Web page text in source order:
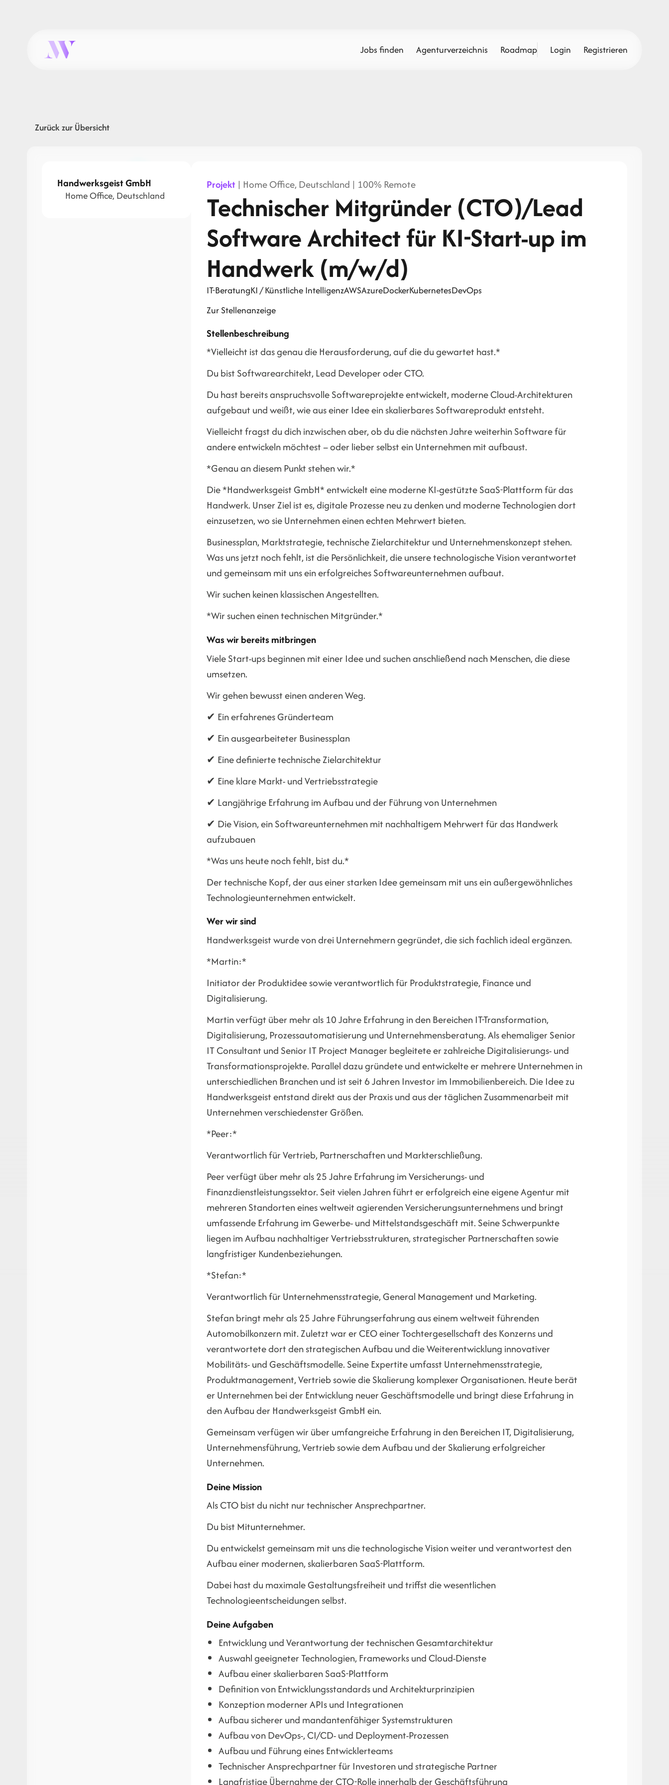
Jobs finden Agenturverzeichnis Roadmap Login Registrieren
Zurück zur Übersicht
Handwerksgeist GmbH
Home Office, Deutschland
Projekt| Home Office, Deutschland | 100% Remote
Technischer Mitgründer (CTO)/Lead
Software Architect für KI-Start-up im
Handwerk (m/w/d)
IT-BeratungKI / Künstliche IntelligenzAWSAzureDockerKubernetesDevOps
Zur Stellenanzeige
Stellenbeschreibung
*Vielleicht ist das genau die Herausforderung, auf die du gewartet hast.*
Du bist Softwarearchitekt, Lead Developer oder CTO.
Du hast bereits anspruchsvolle Softwareprojekte entwickelt, moderne Cloud-Architekturen
aufgebaut und weißt, wie aus einer Idee ein skalierbares Softwareprodukt entsteht.
Vielleicht fragst du dich inzwischen aber, ob du die nächsten Jahre weiterhin Software für
andere entwickeln möchtest – oder lieber selbst ein Unternehmen mit aufbaust.
*Genau an diesem Punkt stehen wir.*
Die *Handwerksgeist GmbH* entwickelt eine moderne KI-gestützte SaaS-Plattform für das
Handwerk. Unser Ziel ist es, digitale Prozesse neu zu denken und moderne Technologien dort
einzusetzen, wo sie Unternehmen einen echten Mehrwert bieten.
Businessplan, Marktstrategie, technische Zielarchitektur und Unternehmenskonzept stehen.
Was uns jetzt noch fehlt, ist die Persönlichkeit, die unsere technologische Vision verantwortet
und gemeinsam mit uns ein erfolgreiches Softwareunternehmen aufbaut.
Wir suchen keinen klassischen Angestellten.
*Wir suchen einen technischen Mitgründer.*
Was wir bereits mitbringen
Viele Start-ups beginnen mit einer Idee und suchen anschließend nach Menschen, die diese
umsetzen.
Wir gehen bewusst einen anderen Weg.
✔ Ein erfahrenes Gründerteam
✔ Ein ausgearbeiteter Businessplan
✔ Eine definierte technische Zielarchitektur
✔ Eine klare Markt- und Vertriebsstrategie
✔ Langjährige Erfahrung im Aufbau und der Führung von Unternehmen
✔ Die Vision, ein Softwareunternehmen mit nachhaltigem Mehrwert für das Handwerk
aufzubauen
*Was uns heute noch fehlt, bist du.*
Der technische Kopf, der aus einer starken Idee gemeinsam mit uns ein außergewöhnliches
Technologieunternehmen entwickelt.
Wer wir sind
Handwerksgeist wurde von drei Unternehmern gegründet, die sich fachlich ideal ergänzen.
*Martin:*
Initiator der Produktidee sowie verantwortlich für Produktstrategie, Finance und
Digitalisierung.
Martin verfügt über mehr als 10 Jahre Erfahrung in den Bereichen IT-Transformation,
Digitalisierung, Prozessautomatisierung und Unternehmensberatung. Als ehemaliger Senior
IT Consultant und Senior IT Project Manager begleitete er zahlreiche Digitalisierungs- und
Transformationsprojekte. Parallel dazu gründete und entwickelte er mehrere Unternehmen in
unterschiedlichen Branchen und ist seit 6 Jahren Investor im Immobilienbereich. Die Idee zu
Handwerksgeist entstand direkt aus der Praxis und aus der täglichen Zusammenarbeit mit
Unternehmen verschiedenster Größen.
*Peer:*
Verantwortlich für Vertrieb, Partnerschaften und Markterschließung.
Peer verfügt über mehr als 25 Jahre Erfahrung im Versicherungs- und
Finanzdienstleistungssektor. Seit vielen Jahren führt er erfolgreich eine eigene Agentur mit
mehreren Standorten eines weltweit agierenden Versicherungsunternehmens und bringt
umfassende Erfahrung im Gewerbe- und Mittelstandsgeschäft mit. Seine Schwerpunkte
liegen im Aufbau nachhaltiger Vertriebsstrukturen, strategischer Partnerschaften sowie
langfristiger Kundenbeziehungen.
*Stefan:*
Verantwortlich für Unternehmensstrategie, General Management und Marketing.
Stefan bringt mehr als 25 Jahre Führungserfahrung aus einem weltweit führenden
Automobilkonzern mit. Zuletzt war er CEO einer Tochtergesellschaft des Konzerns und
verantwortete dort den strategischen Aufbau und die Weiterentwicklung innovativer
Mobilitäts- und Geschäftsmodelle. Seine Expertite umfasst Unternehmensstrategie,
Produktmanagement, Vertrieb sowie die Skalierung komplexer Organisationen. Heute berät
er Unternehmen bei der Entwicklung neuer Geschäftsmodelle und bringt diese Erfahrung in
den Aufbau der Handwerksgeist GmbH ein.
Gemeinsam verfügen wir über umfangreiche Erfahrung in den Bereichen IT, Digitalisierung,
Unternehmensführung, Vertrieb sowie dem Aufbau und der Skalierung erfolgreicher
Unternehmen.
Deine Mission
Als CTO bist du nicht nur technischer Ansprechpartner.
Du bist Mitunternehmer.
Du entwickelst gemeinsam mit uns die technologische Vision weiter und verantwortest den
Aufbau einer modernen, skalierbaren SaaS-Plattform.
Dabei hast du maximale Gestaltungsfreiheit und triffst die wesentlichen
Technologieentscheidungen selbst.
Deine Aufgaben
Entwicklung und Verantwortung der technischen Gesamtarchitektur
Auswahl geeigneter Technologien, Frameworks und Cloud-Dienste
Aufbau einer skalierbaren SaaS-Plattform
Definition von Entwicklungsstandards und Architekturprinzipien
Konzeption moderner APIs und Integrationen
Aufbau sicherer und mandantenfähiger Systemstrukturen
Aufbau von DevOps-, CI/CD- und Deployment-Prozessen
Aufbau und Führung eines Entwicklerteams
Technischer Ansprechpartner für Investoren und strategische Partner
Langfristige Übernahme der CTO-Rolle innerhalb der Geschäftsführung